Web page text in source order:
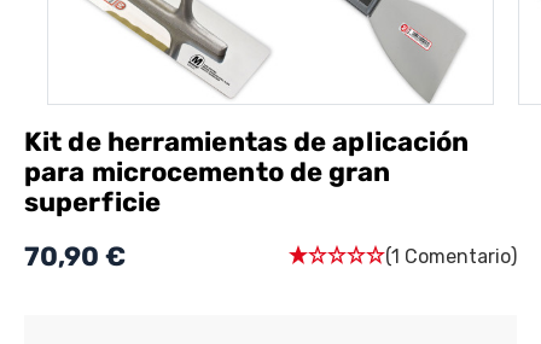
Kit de herramientas de aplicación
para microcemento de gran
superficie
70,90 €
(1 Comentario)